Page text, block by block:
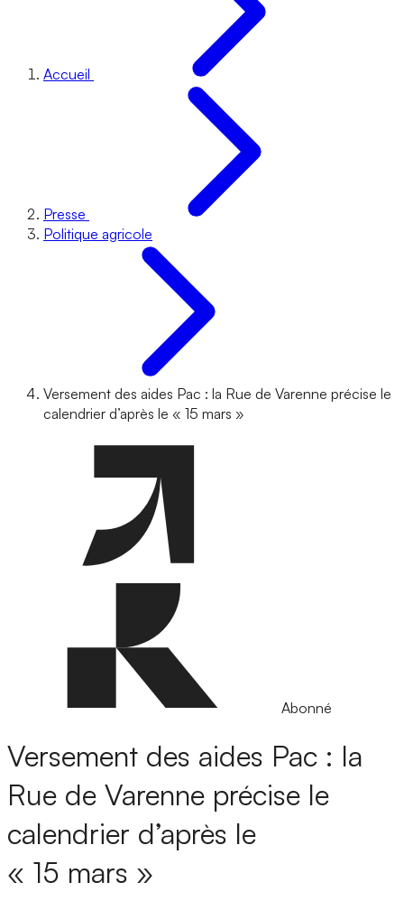
Accueil
Presse
Politique agricole
Versement des aides Pac : la Rue de Varenne précise le
calendrier d’après le « 15 mars »
Abonné
Versement des aides Pac : la
Rue de Varenne précise le
calendrier d’après le
« 15 mars »